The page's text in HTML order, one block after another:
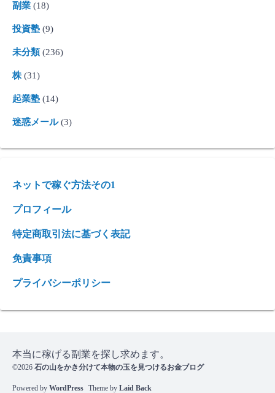
副業 (18)
投資塾 (9)
未分類 (236)
株 (31)
起業塾 (14)
迷惑メール(3)
ネットで稼ぐ方法その1
プロフィール
特定商取引法に基づく表記
免責事項
プライバシーポリシー
本当に稼げる副業を探し求めます。
©2026 石の山をかき分けて本物の玉を見つけるお金ブログ
Powered by WordPress Theme by Laid Back